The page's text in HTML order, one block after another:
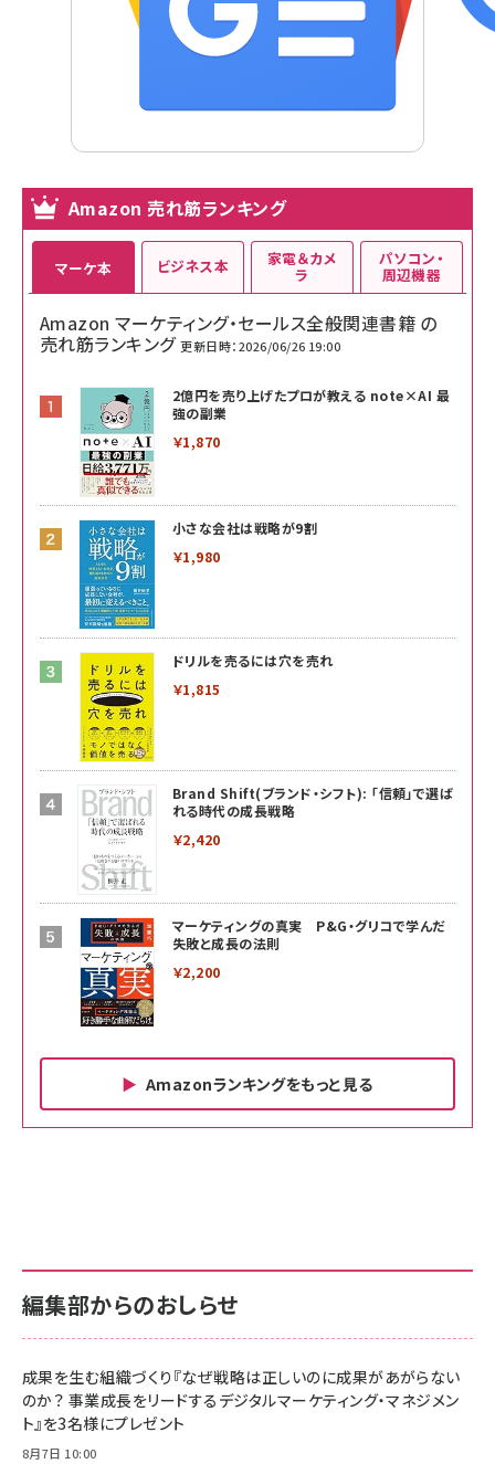
Amazon 売れ筋ランキング
マーケ本
Amazon マーケティング・セールス全般関連書籍 の
売れ筋ランキング 更新日時：2026/06/26 19:00
2億円を売り上げたプロが教える note×AI 最
強の副業
￥1,870
小さな会社は戦略が9割
￥1,980
ドリルを売るには穴を売れ
￥1,815
Brand Shift(ブランド・シフト): 「信頼」で選ば
れる時代の成長戦略
￥2,420
マーケティングの真実 P&G・グリコで学んだ
失敗と成長の法則
￥2,200
Amazonランキングをもっと見る
ビジネス本
￥880
anan(アンアン)2026/06/24号 No.2500増
刊 スペシャルエディション[王道エンタメの矜
￥1,100
anan(アンアン)2026/07/08号
家電＆カメ
ラ
内サポート正規品 メーカー保証5年
KLMEA128G
NIMASO ガラスフィルム iPhone 17 用 保護
止 貼りやすい ガイド枠付き いPhone17 (6.3
インチ) 対応 2枚セット DSP25F1698
￥1,599
パソコン・
周辺機器
内サポート正規品 メーカー保証5年
KLMEA128G
Amazon eギフトカード - Amazonロゴ - ク
￥5,000
Anker PowerLine III Flow USB-C & USB-
編集部からのおしらせ
成果を生む組織づくり『なぜ戦略は正しいのに成果があがらない
のか？ 事業成長をリードするデジタルマーケティング・マネジメン
ト』を3名様にプレゼント
8月7日 10:00